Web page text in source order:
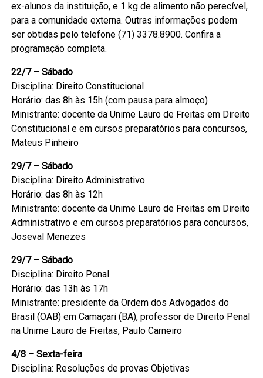
ex-alunos da instituição, e 1 kg de alimento não perecível,
para a comunidade externa. Outras informações podem
ser obtidas pelo telefone (71) 3378.8900. Confira a
programação completa.
22/7 – Sábado
Disciplina: Direito Constitucional
Horário: das 8h às 15h (com pausa para almoço)
Ministrante: docente da Unime Lauro de Freitas em Direito
Constitucional e em cursos preparatórios para concursos,
Mateus Pinheiro
29/7 – Sábado
Disciplina: Direito Administrativo
Horário: das 8h às 12h
Ministrante: docente da Unime Lauro de Freitas em Direito
Administrativo e em cursos preparatórios para concursos,
Joseval Menezes
29/7 – Sábado
Disciplina: Direito Penal
Horário: das 13h às 17h
Ministrante: presidente da Ordem dos Advogados do
Brasil (OAB) em Camaçari (BA), professor de Direito Penal
na Unime Lauro de Freitas, Paulo Carneiro
4/8 – Sexta-feira
Disciplina: Resoluções de provas Objetivas